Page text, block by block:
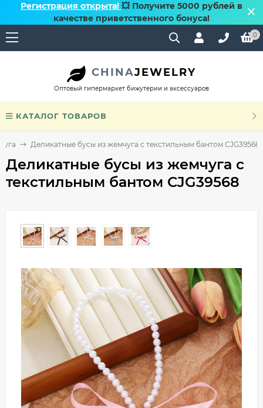
Регистрация открыта! 💥 Получите 5000 рублей в
качестве приветственного бонуса!
0
CHINAJEWELRY
Оптовый гипермаркет бижутерии и аксессуаров
КАТАЛОГ ТОВАРОВ
Деликатные бусы из жемчуга с текстильным бантом CJG39568
Деликатные бусы из жемчуга с
текстильным бантом CJG39568